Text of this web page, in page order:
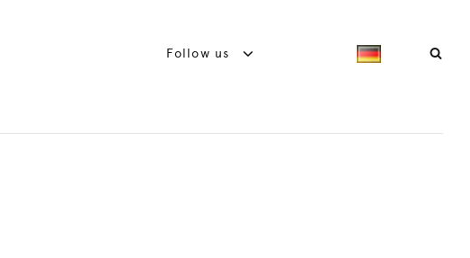
Follow us